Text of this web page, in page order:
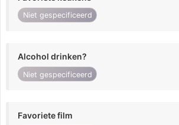
Niet gespecificeerd
Alcohol drinken?
Niet gespecificeerd
Favoriete film